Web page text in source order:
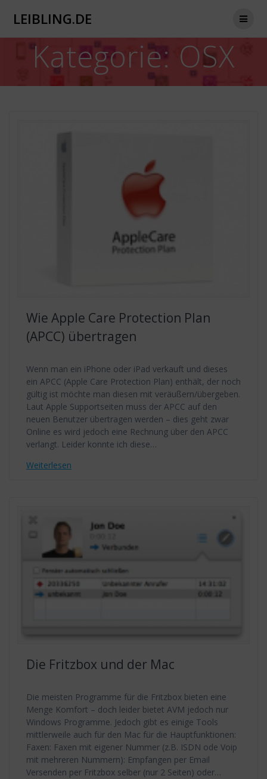
LEIBLING.DE
Kategorie: OSX
Wie Apple Care Protection Plan
(APCC) übertragen
Wenn man ein iPhone oder iPad verkauft und dieses
ein APCC (Apple Care Protection Plan) enthält, der noch
gültig ist möchte man diesen mit veräußern/übergeben.
Laut Apple Supportseiten muss der APCC auf den
neuen Benutzer übertragen werden – dies geht zwar
Online es wird jedoch eine Rechnung über den APCC
verlangt. Leider konnte ich diese…
Weiterlesen
Die Fritzbox und der Mac
Die meisten Programme für die Fritzbox bieten eine
Menge Komfort – doch leider bietet AVM jedoch nur
Windows Programme. Jedoch gibt es einige Tools
mittlerweile auch für den Mac für die Hauptfunktionen:
Faxen: Faxen mit eigener Nummer (z.B. ISDN ode Voip
mit mehreren Nummern): Empfangen per Email
Versenden per Fritzbox selber (nur 2 Seiten) oder…